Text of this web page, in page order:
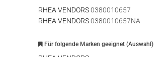
RHEA VENDORS0380010657
RHEA VENDORS0380010657NA
Für folgende Marken geeignet (Auswahl)